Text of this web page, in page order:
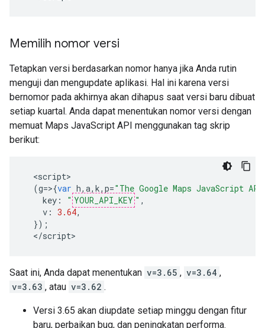
Memilih nomor versi
Tetapkan versi berdasarkan nomor hanya jika Anda rutin
menguji dan mengupdate aplikasi. Hal ini karena versi
bernomor pada akhirnya akan dihapus saat versi baru dibuat
setiap kuartal. Anda dapat menentukan nomor versi dengan
memuat Maps JavaScript API menggunakan tag skrip
berikut:
<script
(g=>{var h, a, k, p="The Google Maps JavaScript
key : " YOUR_API_KEY " ,
v : 3.64,
});
</script>
Saat ini, Anda dapat menentukan v=3.65 , v=3.64 ,
v=3.63 , atau v=3.62 .
Versi 3.65 akan diupdate setiap minggu dengan fitur
baru, perbaikan bug, dan peningkatan performa.